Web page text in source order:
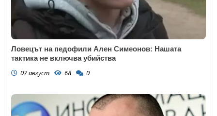
Ловецът на педофили Ален Симеонов: Нашата
тактика не включва убийства
07 август 68 0